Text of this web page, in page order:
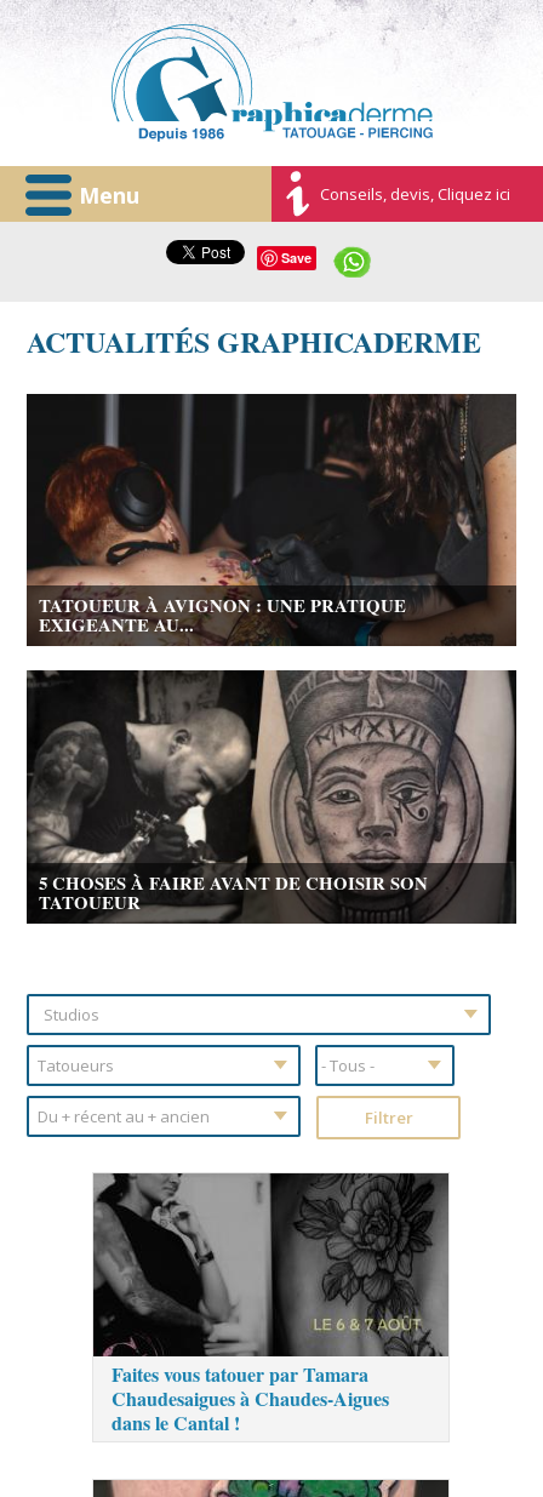
Menu Conseils, devis, Cliquez ici
Save
ACTUALITÉS GRAPHICADERME
TATOUEUR À AVIGNON : UNE PRATIQUE
EXIGEANTE AU...
5 CHOSES À FAIRE AVANT DE CHOISIR SON
TATOUEUR
Faites vous tatouer par Tamara
Chaudesaigues à Chaudes-Aigues
dans le Cantal !